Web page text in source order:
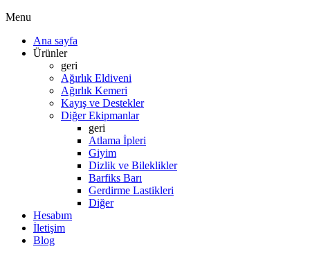
Menu
Ana sayfa
Ürünler
geri
Ağırlık Eldiveni
Ağırlık Kemeri
Kayış ve Destekler
Diğer Ekipmanlar
geri
Atlama İpleri
Giyim
Dizlik ve Bileklikler
Barfiks Barı
Gerdirme Lastikleri
Diğer
Hesabım
İletişim
Blog